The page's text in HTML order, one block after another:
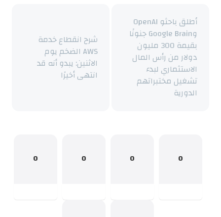
شرح انقطاع خدمة
AWS الضخم يوم
الاثنين: يبدو أنه قد
انتهى أخيرًا
أطلق باحثو OpenAI
وGoogle Brain جنونًا
بقيمة 300 مليون
دولار من رأس المال
الاستثماري لبدء
تشغيل مختبراتهم
الدورية
0
0
0
0